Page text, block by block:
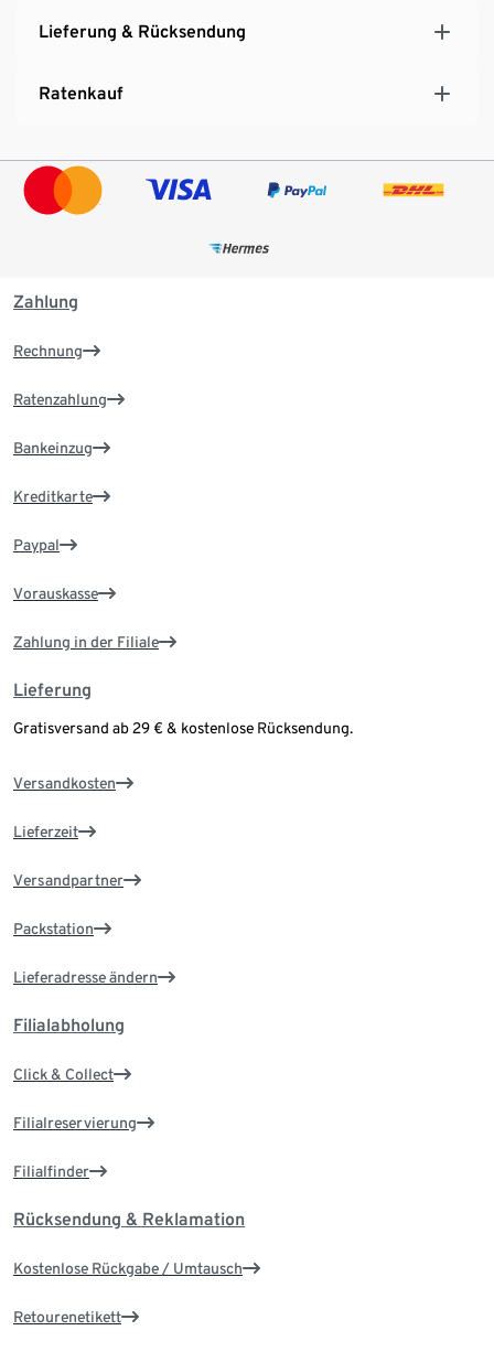
Lieferung & Rücksendung
Ratenkauf
Zahlung
Rechnung
Ratenzahlung
Bankeinzug
Kreditkarte
Paypal
Vorauskasse
Zahlung in der Filiale
Lieferung
Gratisversand ab 29 € & kostenlose Rücksendung.
Versandkosten
Lieferzeit
Versandpartner
Packstation
Lieferadresse ändern
Filialabholung
Click & Collect
Filialreservierung
Filialfinder
Rücksendung & Reklamation
Kostenlose Rückgabe / Umtausch
Retourenetikett